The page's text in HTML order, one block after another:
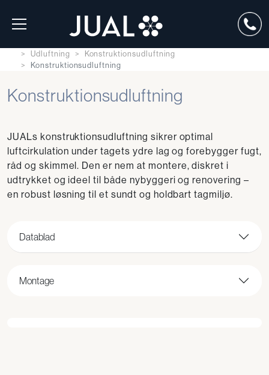
Udluftning
Konstruktionsudluftning
Konstruktionsudluftning
Konstruktionsudluftning
JUALs konstruktionsudluftning sikrer optimal
luftcirkulation under tagets ydre lag og forebygger fugt,
råd og skimmel. Den er nem at montere, diskret i
udtrykket og ideel til både nybyggeri og renovering –
en robust løsning til et sundt og holdbart tagmiljø.
Datablad
Montage